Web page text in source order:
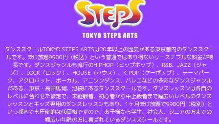
ダンススクールTOKYO STEPS ARTSは20年以上の歴史がある東京都内のダンススクー
ルです。受け放題9980円（税込）という普通ではあり得ないリーズナブルな料金が特
長です。ダンスジャンルも流行のHIPHOP（ヒップホップ）、R&B、JAZZ（ジャ
ズ）、LOCK（ロック）、HOUSE（ハウス）、K-POP（ケーポップ）、テーマパー
ク、アクロバット、ボーカル、アニソンダンス、バレエなどの多彩なダンスジャンル
がある、東京・高田馬場、池袋にあるダンススクールです。ダンスレッスンは各自の
レベルに合わせた設定で、未経験者、初心者から中上級者まで幅広いレベルのダンス
レッスンとキッズ専用のダンスレッスンもあり、1ヶ月受け放題で9980円（税別）と
いう都内でも圧倒的な低価格ですので、お子様から学生、社会人、シニアの方までの
幅広い年齢の方に喜ばれているダンススクールです。